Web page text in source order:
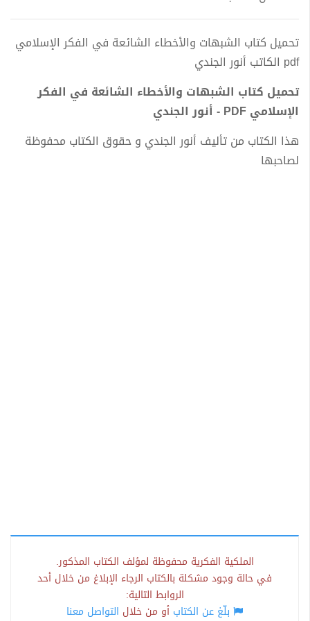
تحميل كتاب الشبهات والأخطاء الشائعة في الفكر الإسلامي
pdf الكاتب أنور الجندي
تحميل كتاب الشبهات والأخطاء الشائعة في الفكر
الإسلامي PDF - أنور الجندي
هذا الكتاب من تأليف أنور الجندي و حقوق الكتاب محفوظة
لصاحبها
الملكية الفكرية محفوظة لمؤلف الكتاب المذكور.
في حالة وجود مشكلة بالكتاب الرجاء الإبلاغ من خلال أحد
الروابط التالية:
بلّغ عن الكتاب أو من خلال التواصل معنا